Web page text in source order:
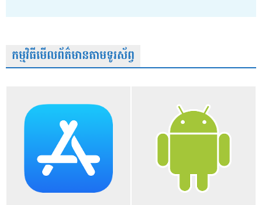
កម្មវិធីមើលព័ត៌មានតាមទូរស័ព្វ